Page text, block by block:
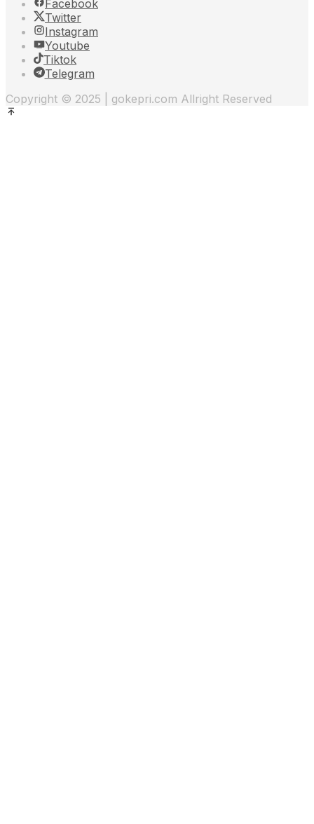
Facebook
Twitter
Instagram
Youtube
Tiktok
Telegram
Copyright © 2025 | gokepri.com Allright Reserved